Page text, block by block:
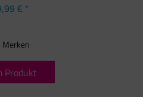
€ *
Merken
Produkt